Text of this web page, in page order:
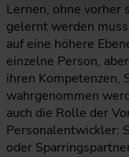
Lernen, ohne vorher
gelernt werden
auf eine höhere
einzelne Person,
ihren Kompetenzen,
wahrgenommen
auch die Rolle der
Personalentwickler:
oder